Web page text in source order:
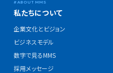
私たちについて
企業文化とビジョン
ビジネスモデル
数字で見るMMS
採用メッセージ